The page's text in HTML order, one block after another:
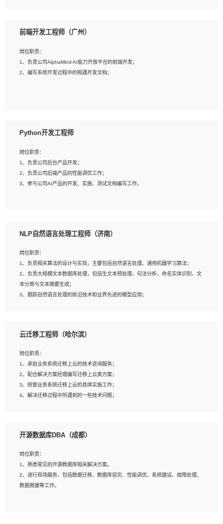
8、有良好的文档编写能力和沟通能力，有RHCE证书优先
岗位要求：
2、熟悉产品及需求规划工具，如:Axure、Xmind、MS Project等；
3、具备良好的交流协调能力，有较强的责任感、工作积极主动；
4、有较强的系统需求分析、文档编写能力、沟通能力；
前端开发工程师（广州）
岗位职责：
1、负责公司AlphaMind AI能力开放平台的前端开发；
2、编写系统开发过程中的相遇开发文档；
3、熟悉react/vue/angular任何一种前端框架，熟悉react优先；
5、善于沟通，具有团队意识；
Python开发工程师
岗位职责：
1、负责公司后台产品开发；
2、负责公司后端产品的性能调优工作；
3、参与公司AI产品的开发、实施、测试文档编写工作。
验的更佳；
3、熟悉数据库开发，熟悉Mysql、Oracle、MongoDb数据库应用开发其中一种；
4、熟悉Python Wed框架（Django/Flask...）代码能力优秀，熟悉编码规范和具备
良好的文档编写能力）；
5、沟通表达能力强，具备团队协作能力。
NLP自然语言处理工程师（济南）
岗位职责：
1、负责相关算法的设计与实现，主要包括自然语言处理、通用机器学习算法；
2、负责大规模文本数据库处理，包括生文本预处理，句法分析，命名实体识别，文
本分类与文本摘要生成；
3、跟踪自然语言处理的前沿技术和业界先进的模型应用；
岗位要求：
2、熟悉tensorflow，keras，pytorch等常规深度学习框架，快速根据客户需求实现
有效的模型；
3、熟悉掌握至少一种编程语言，如：Python，Java；
4、 熟悉NLP相关算法与实现；
5、至少有一次及以上问答系统的项目实践，熟悉问答系统全流程开发者优先；
云迁移工程师（哈尔滨）
岗位职责：
1、承担业务系统迁移上云的技术咨询服务；
2、配合解决方案经理编写迁移上云类方案；
3、统管业务系统迁移上云的具体实施工作；
4、解决迁移过程中所遇到的一些技术问题；
1、专科及以上学历，三年以上工作经验，计算机等相关专业；
3、熟悉常见操作系统、存储、网络、 IO 等相关原理；
4、具有迁移工具实操经验，具备P2V、V2V迁移能力；
5、熟练华为、VMware虚拟化、云计算及云存储技术；
6、熟悉主流数据库、应用服务器、中间件部署架构和运维方法；
开源数据库DBA（成都）
岗位职责：
1、熟悉常见的开源数据库相关解决方案。
2、进行现场服务，包括数据迁移、数据库容灾、性能调优、系统建设、故障处理、
数据救援等工作。